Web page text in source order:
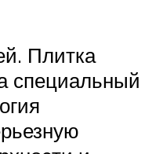
Плитка
специальный